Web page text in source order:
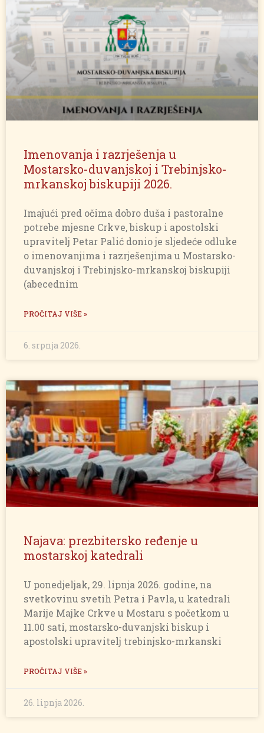
Imenovanja i razrješenja u
Mostarsko-duvanjskoj i Trebinjsko-
mrkanskoj biskupiji 2026.
Imajući pred očima dobro duša i pastoralne
potrebe mjesne Crkve, biskup i apostolski
upravitelj Petar Palić donio je sljedeće odluke
o imenovanjima i razrješenjima u Mostarsko-
duvanjskoj i Trebinjsko-mrkanskoj biskupiji
(abecednim
PROČITAJ VIŠE »
6. srpnja 2026.
Najava: prezbitersko ređenje u
mostarskoj katedrali
U ponedjeljak, 29. lipnja 2026. godine, na
svetkovinu svetih Petra i Pavla, u katedrali
Marije Majke Crkve u Mostaru s početkom u
11.00 sati, mostarsko-duvanjski biskup i
apostolski upravitelj trebinjsko-mrkanski
PROČITAJ VIŠE »
26. lipnja 2026.